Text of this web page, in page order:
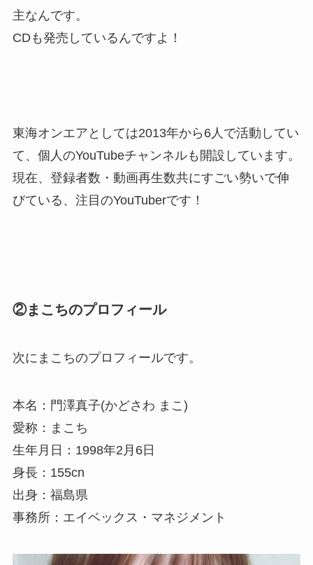
主なんです。
CDも発売しているんですよ！
東海オンエアとしては2013年から6人で活動してい
て、個人のYouTubeチャンネルも開設しています。
現在、登録者数・動画再生数共にすごい勢いで伸
びている、 注目のYouTuberです！
②まこちのプロフィール
次にまこちのプロフィールです。
本名：門澤真子(かどさわ まこ)
愛称：まこち
生年月日：1998年2月6日
身長：155cn
出身：福島県
事務所：エイベックス・マネジメント